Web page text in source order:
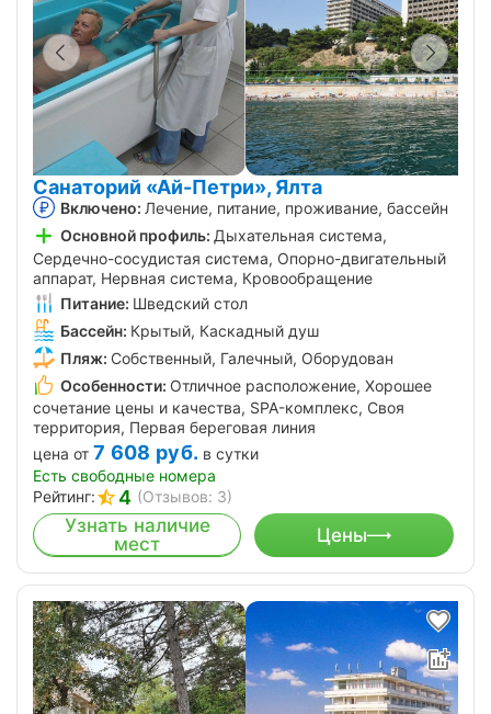
Санаторий «Ай-Петри», Ялта
Включено: Лечение, питание, проживание, бассейн
Основной профиль: Дыхательная система,
Сердечно-сосудистая система, Опорно-двигательный
аппарат, Нервная система, Кровообращение
Питание: Шведский стол
Бассейн: Крытый, Каскадный душ
Пляж: Собственный, Галечный, Оборудован
Особенности: Отличное расположение, Хорошее
сочетание цены и качества, SPA-комплекс, Своя
территория, Первая береговая линия
цена от 7 608 руб. в сутки
Есть свободные номера
Рейтинг:
4 (Отзывов: 3)
Узнать наличие
мест
Цены